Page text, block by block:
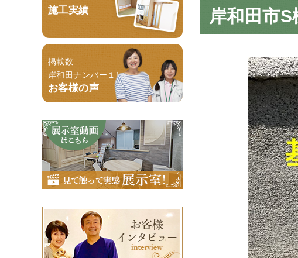
施工実績
掲載数
岸和田ナンバー１！
お客様の声
岸和田市